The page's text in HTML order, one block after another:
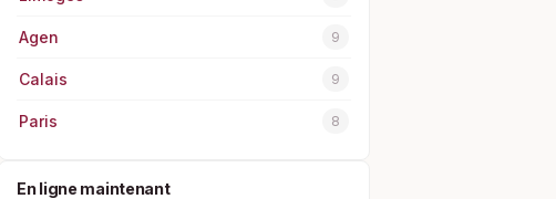
Agen 9
Calais 9
Paris 8
En ligne maintenant